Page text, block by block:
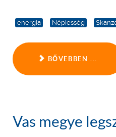
energia Népiesség
BŐVEBBEN ...
Vas megye